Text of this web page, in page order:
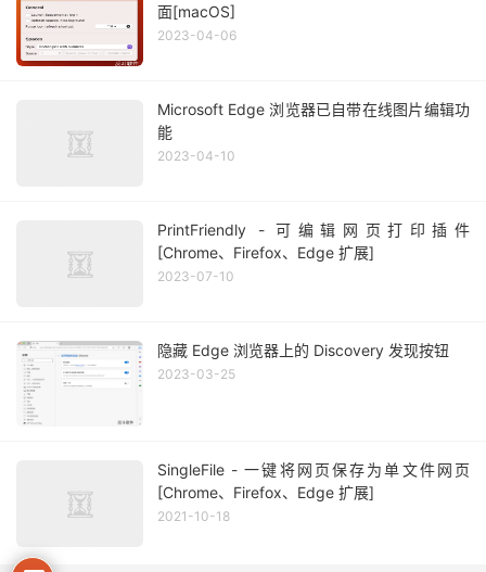
面[macOS]
2023-04-06
Microsoft Edge 浏览器已自带在线图片编辑功
能
2023-04-10
PrintFriendly - 可编辑网页打印插件
[Chrome、Firefox、Edge 扩展]
2023-07-10
隐藏 Edge 浏览器上的 Discovery 发现按钮
2023-03-25
SingleFile - 一键将网页保存为单文件网页
[Chrome、Firefox、Edge 扩展]
2021-10-18